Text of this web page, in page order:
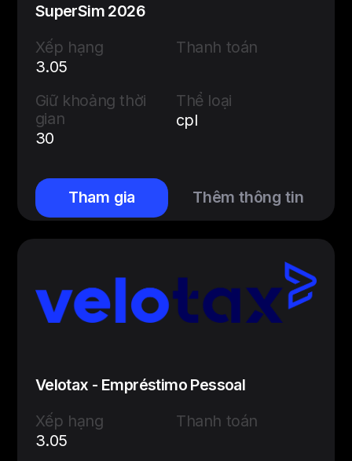
SuperSim 2026
Xếp hạng
3.05
Thanh toán
Giữ khoảng thời
gian
30
Thể loại
cpl
Tham gia Thêm thông tin
Velotax - Empréstimo Pessoal
Xếp hạng
3.05
Thanh toán